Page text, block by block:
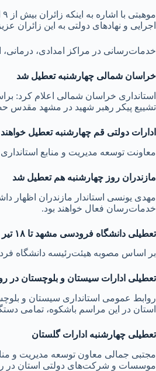
اجرایی و نهاد‌های دولتی به این زائران
خدمات‌رسانی در مراکز امدادی،
خراسان شمالی چهارشنبه تعطیل شد
استانداری خراسان شمالی اعلام کرد:
تشییع پیکر رهبر شهید در مشهد مقدس
ادارات دولتی قم چهارشنبه تعطیل خواهند
معاونت توسعه مدیریت و منابع استانداری قم در
مازندران روز چهارشنبه هم تعطیل شد
مهدی یونسی استاندار مازندران اظهار
خدمات‌رسان فعال خواهند بود.
تعطیلی دانشگاه فرودسی مشهد تا ۱۸ تیر
بر اساس مصوبه هیئت‌رئیسه دانشگاه فردوسی مشهد، تمامی
تعطیلی ادارات سیستان و بلوچستان در روز
روابط عمومی استانداری سیستان و
استان در این مراسم باشکوه، تمامی دستگاه‌های
تعطیلی چهارشنبه ادارات گلستان
مجتبی جمالی معاون توسعه مدیریت و
موسسات و شرکت‌های دولتی استان در روز چهارشنبه ۱۷